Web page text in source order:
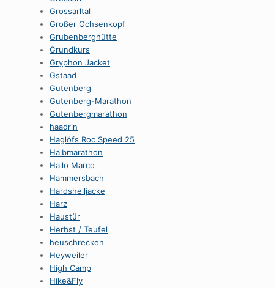
Grossarltal
Großer Ochsenkopf
Grubenberghütte
Grundkurs
Gryphon Jacket
Gstaad
Gutenberg
Gutenberg-Marathon
Gutenbergmarathon
haadrin
Haglöfs Roc Speed 25
Halbmarathon
Hallo Marco
Hammersbach
Hardshelljacke
Harz
Haustür
Herbst / Teufel
heuschrecken
Heyweiler
High Camp
Hike&Fly